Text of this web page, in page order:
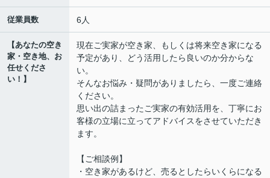
従業員数 6人
【あなたの空き
家・空き地、お
任せくださ
い！】
現在ご実家が空き家、もしくは将来空き家になる
予定があり、どう活用したら良いのか分からな
い。
そんなお悩み・疑問がありましたら、一度ご連絡
ください。
思い出の詰まったご実家の有効活用を、丁寧にお
客様の立場に立ってアドバイスをさせていただき
ます。
【ご相談例】
・空き家があるけど、売るとしたらいくらになる